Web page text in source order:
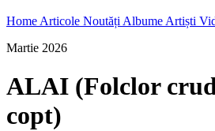
Home Articole Noutăți Albume Artiști
Martie 2026
ALAI (Folclor
copt)